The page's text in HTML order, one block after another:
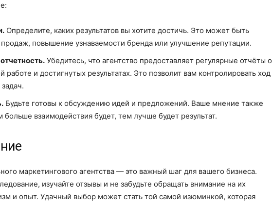
Определите, каких результатов вы хотите достичь. Это может быть
повышение узнаваемости бренда или улучшение репутации.
Убедитесь, что агентство предоставляет регулярные отчёты о
работе и достигнутых результатах. Это позволит вам контролировать ход
Будьте готовы к обсуждению идей и предложений. Ваше мнение также
больше взаимодействия будет, тем лучше будет результат.
маркетингового агентства — это важный шаг для вашего бизнеса.
изучайте отзывы и не забудьте обращать внимание на их
и опыт. Удачный выбор может стать той самой изюминкой, которая